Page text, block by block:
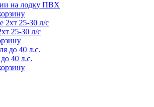
на лодку ПВХ
25-30 л/с
40 л.с.